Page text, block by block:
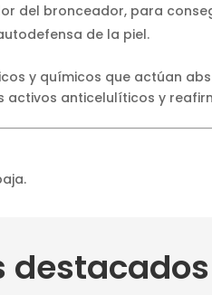
del bronceador, para
de la piel.
y químicos que actúan
activos anticelulíticos y
destacados